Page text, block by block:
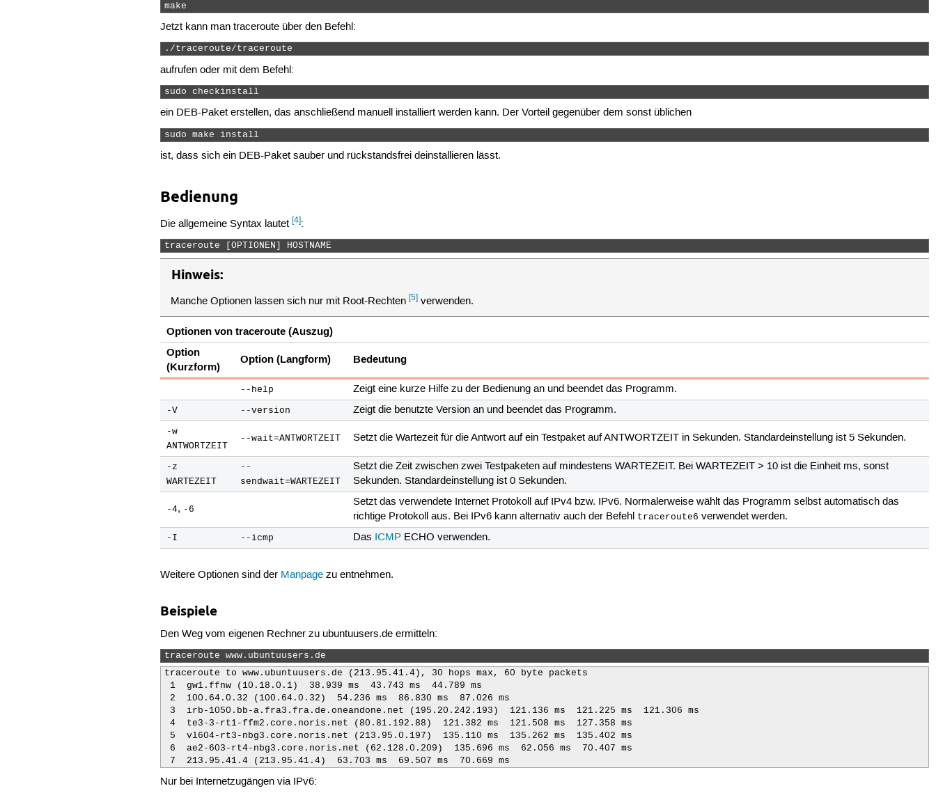
make
Jetzt kann man traceroute über den Befehl:
./traceroute/traceroute
aufrufen oder mit dem Befehl:
sudo checkinstall
ein DEB-Paket erstellen, das anschließend manuell installiert werden kann. Der Vorteil gegenüber dem sonst üblichen
sudo make install
ist, dass sich ein DEB-Paket sauber und rückstandsfrei deinstallieren lässt.
Bedienung
Die allgemeine Syntax lautet[4]:
traceroute [OPTIONEN] HOSTNAME
Hinweis:
Manche Optionen lassen sich nur mit Root-Rechten[5] verwenden.
Optionen von traceroute (Auszug)
Option
(Kurzform)
Option (Langform) Bedeutung
--help Zeigt eine kurze Hilfe zu der Bedienung an und beendet das Programm.
-V --version Zeigt die benutzte Version an und beendet das Programm.
-w
ANTWORTZEIT
--wait=ANTWORTZEIT Setzt die Wartezeit für die Antwort auf ein Testpaket auf ANTWORTZEIT in Sekunden. Standardeinstellung ist 5 Sekunden.
-z
WARTEZEIT
--
sendwait=WARTEZEIT
Setzt die Zeit zwischen zwei Testpaketen auf mindestens WARTEZEIT. Bei WARTEZEIT > 10 ist die Einheit ms, sonst
Sekunden. Standardeinstellung ist 0 Sekunden.
-4, -6
Setzt das verwendete Internet Protokoll auf IPv4 bzw. IPv6. Normalerweise wählt das Programm selbst automatisch das
richtige Protokoll aus. Bei IPv6 kann alternativ auch der Befehl traceroute6 verwendet werden.
-I --icmp Das ICMP ECHO verwenden.
Weitere Optionen sind der Manpage zu entnehmen.
Beispiele
Den Weg vom eigenen Rechner zu ubuntuusers.de ermitteln:
traceroute www.ubuntuusers.de
traceroute to www.ubuntuusers.de (213.95.41.4), 30 hops max, 60 byte packets
1  gw1.ffnw (10.18.0.1)  38.939 ms  43.743 ms  44.789 ms
2  100.64.0.32 (100.64.0.32)  54.236 ms  86.830 ms  87.026 ms
3  irb-1050.bb-a.fra3.fra.de.oneandone.net (195.20.242.193)  121.136 ms  121.225 ms  121.306 ms
4  te3-3-rt1-ffm2.core.noris.net (80.81.192.88)  121.382 ms  121.508 ms  127.358 ms
5  vl604-rt3-nbg3.core.noris.net (213.95.0.197)  135.110 ms  135.262 ms  135.402 ms
6  ae2-603-rt4-nbg3.core.noris.net (62.128.0.209)  135.696 ms  62.056 ms  70.407 ms
7  213.95.41.4 (213.95.41.4)  63.703 ms  69.507 ms  70.669 ms
Nur bei Internetzugängen via IPv6: